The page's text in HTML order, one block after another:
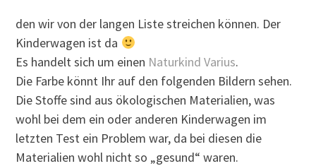
den wir von der langen Liste streichen können. Der
Kinderwagen ist da
Es handelt sich um einen Naturkind Varius.
Die Farbe könnt Ihr auf den folgenden Bildern sehen.
Die Stoffe sind aus ökologischen Materialien, was
wohl bei dem ein oder anderen Kinderwagen im
letzten Test ein Problem war, da bei diesen die
Materialien wohl nicht so „gesund“ waren.